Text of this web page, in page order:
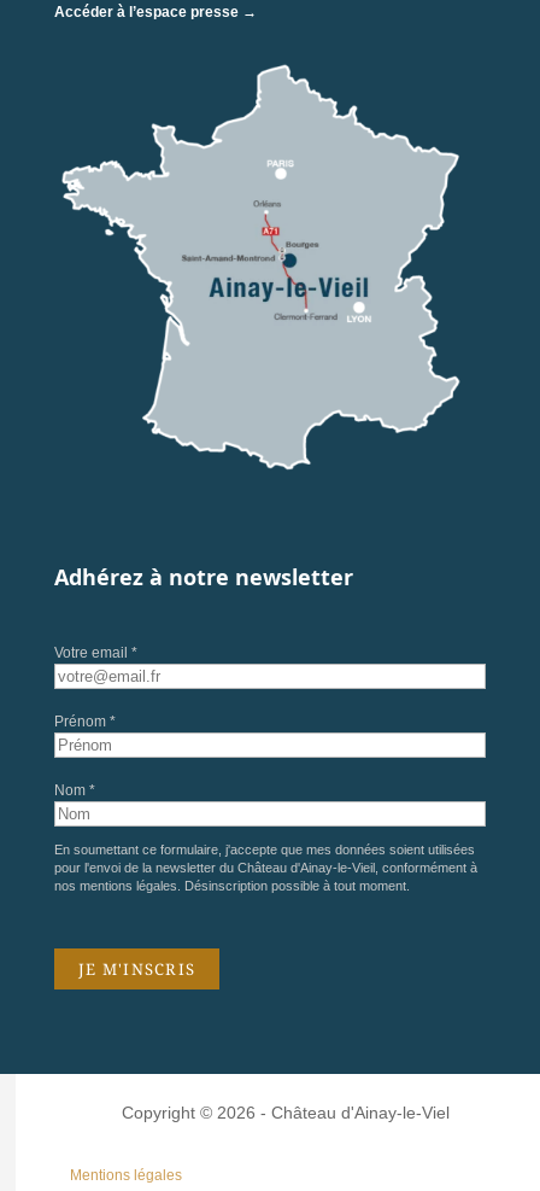
Accéder à l’espace presse →
Adhérez à notre newsletter
Votre email *
Prénom *
Nom *
En soumettant ce formulaire, j'accepte que mes données soient utilisées
pour l'envoi de la newsletter du Château d'Ainay-le-Vieil, conformément à
nos mentions légales . Désinscription possible à tout moment.
Copyright © 2026 - Château d'Ainay-le-Viel
Mentions légales